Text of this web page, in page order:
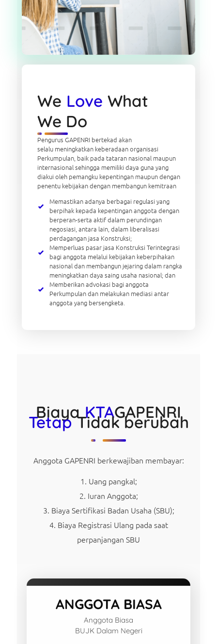
We Love What
We Do
Pengurus GAPENRI bertekad akan
selalu meningkatkan keberadaan organisasi
Perkumpulan, baik pada tataran nasional maupun
internasional sehingga memiliki daya guna yang
diakui oleh pemangku kepentingan maupun dengan
penentu kebijakan dengan membangun kemitraan
Memastikan adanya berbagai regulasi yang
berpihak kepada kepentingan anggota dengan
berperan-serta aktif dalam perundingan
negosiasi, antara lain, dalam liberalisasi
perdagangan jasa Konstruksi;
Memperluas pasar jasa Konstruksi Terintegrasi
bagi anggota melalui kebijakan keberpihakan
nasional dan membangun jejaring dalam rangka
meningkatkan daya saing usaha nasional; dan
Memberikan advokasi bagi anggota
Perkumpulan dan melakukan mediasi antar
anggota yang bersengketa.
Biaya KTAGAPENRI
Tetap Tidak berubah
Anggota GAPENRI berkewajiban membayar:
Uang pangkal;
Iuran Anggota;
Biaya Sertifikasi Badan Usaha (SBU);
Biaya Registrasi Ulang pada saat
perpanjangan SBU
ANGGOTA BIASA
Anggota Biasa
BUJK Dalam Negeri